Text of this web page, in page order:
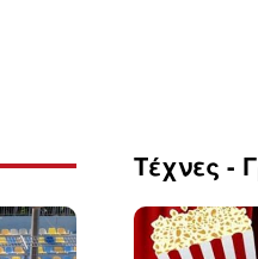
Τέχνες -